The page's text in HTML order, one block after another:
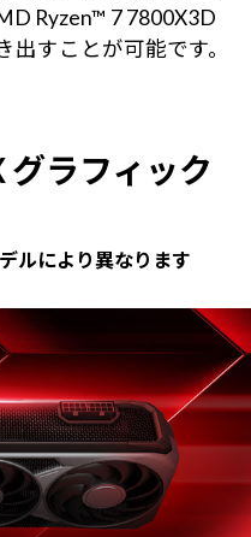
Ryzen™ 7 7800X3D
すことが可能です。
ラフィック
ルにより異なります